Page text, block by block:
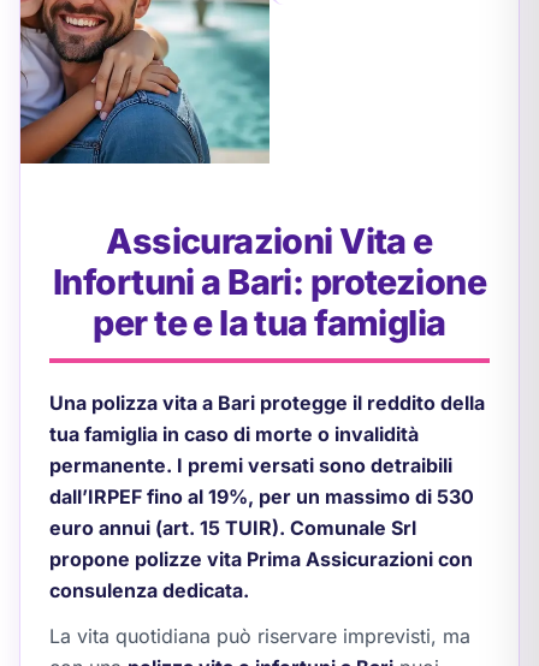
Assicurazioni Vita e
Infortuni a Bari: protezione
per te e la tua famiglia
Una polizza vita a Bari protegge il reddito della
tua famiglia in caso di morte o invalidità
permanente. I premi versati sono detraibili
dall’IRPEF fino al 19%, per un massimo di 530
euro annui (art. 15 TUIR). Comunale Srl
propone polizze vita Prima Assicurazioni con
consulenza dedicata.
La vita quotidiana può riservare imprevisti, ma